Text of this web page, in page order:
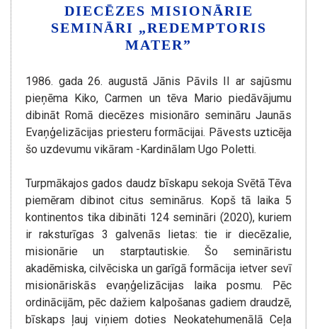
DIECĒZES MISIONĀRIE
SEMINĀRI „REDEMPTORIS
MATER”
1986. gada 26. augustā Jānis Pāvils II ar sajūsmu
pieņēma Kiko, Carmen un tēva Mario piedāvājumu
dibināt Romā diecēzes misionāro semināru Jaunās
Evaņģelizācijas priesteru formācijai. Pāvests uzticēja
šo uzdevumu vikāram -Kardinālam Ugo Poletti.
Turpmākajos gados daudz bīskapu sekoja Svētā Tēva
piemēram dibinot citus seminārus. Kopš tā laika 5
kontinentos tika dibināti 124 semināri (2020), kuriem
ir raksturīgas 3 galvenās lietas: tie ir diecēzalie,
misionārie un starptautiskie. Šo semināristu
akadēmiska, cilvēciska un garīgā formācija ietver sevī
misionāriskās evaņģelizācijas laika posmu. Pēc
ordinācijām, pēc dažiem kalpošanas gadiem draudzē,
bīskaps ļauj viņiem doties Neokatehumenālā Ceļa